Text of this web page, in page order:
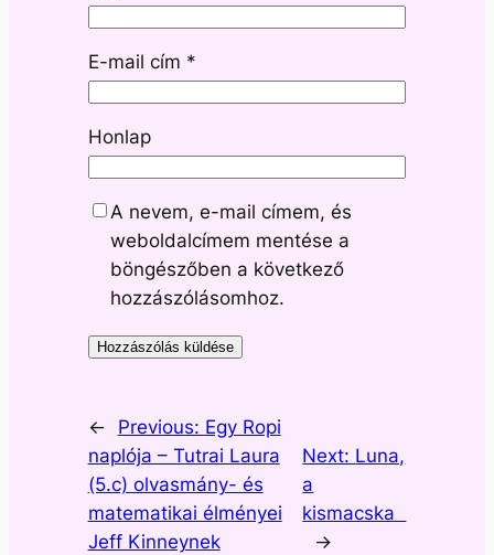
E-mail cím *
Honlap
A nevem, e-mail címem, és
weboldalcímem mentése a
böngészőben a következő
hozzászólásomhoz.
← Previous: Egy Ropi
naplója – Tutrai Laura
(5.c) olvasmány- és
matematikai élményei
Jeff Kinneynek
Next: Luna,
a
kismacska
→